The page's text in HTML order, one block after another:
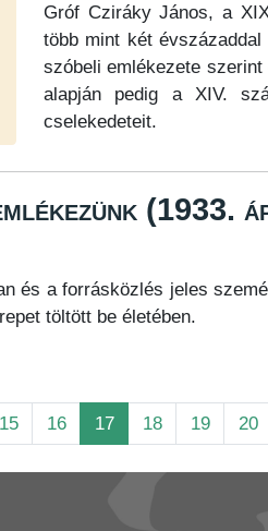
Gróf Cziráky János, a
több mint két
szóbeli emlékezete
alapján pedig a XIV.
cselekedeteit.
(1933.
és a forrásközlés jeles
töltött be életében.
15 16 17 18 19 20